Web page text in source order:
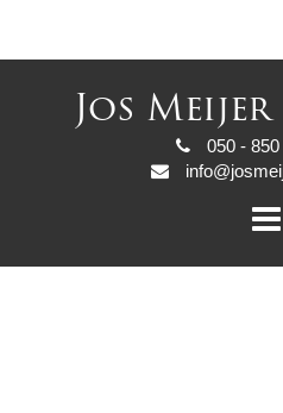
Jos
050 -